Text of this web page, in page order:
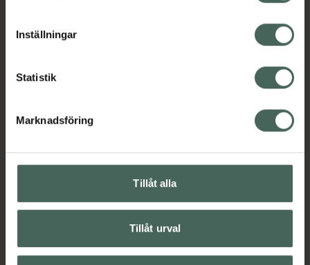
cookieinställningar. Ett återkallat samtycke påverkar inte
lagligheten av behandling som skett innan återkallelsen.
Inställningar
Statistik
Marknadsföring
Tillåt alla
Tillåt urval
EAN:07333352097972
Basmakeup
Innehåll Visa
Upptäck flera produkter inom